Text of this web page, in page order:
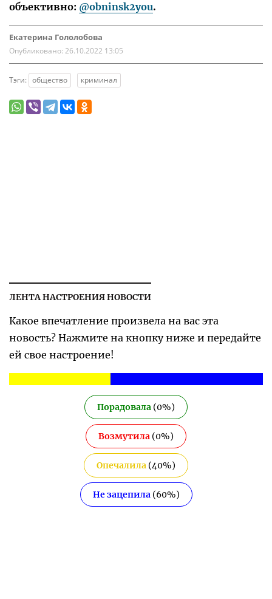
объективно: @obninsk2you.
Екатерина Гололобова
Опубликовано: 26.10.2022 13:05
Тэги: общество криминал
ЛЕНТА НАСТРОЕНИЯ НОВОСТИ
Какое впечатление произвела на вас эта
новость? Нажмите на кнопку ниже и передайте
ей свое настроение!
Порадовала (0%)
Возмутила (0%)
Опечалила (40%)
Не зацепила(60%)